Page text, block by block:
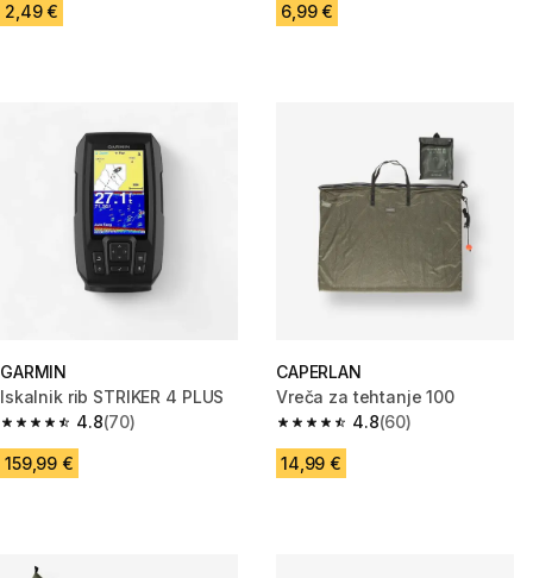
2,49 € 6,99 €
GARMIN
Iskalnik rib STRIKER 4 PLUS
4.8
4.8 od 5 zvezdic from 70 ocene
(70)
159,99 €
CAPERLAN
Vreča za tehtanje 100
4.8
4.8 od 5 zvezdic from 60 ocene
(60)
14,99 €